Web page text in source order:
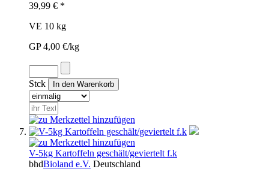
39,99 € *
VE 10 kg
GP 4,00 €/kg
Stck
V-5kg Kartoffeln geschält/geviertelt f.k
bhdBioland e.V. Deutschland